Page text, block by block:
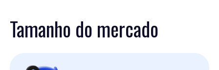
Tamanho do mercado